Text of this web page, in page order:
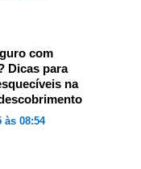
com
Dicas para
na
às 08:54